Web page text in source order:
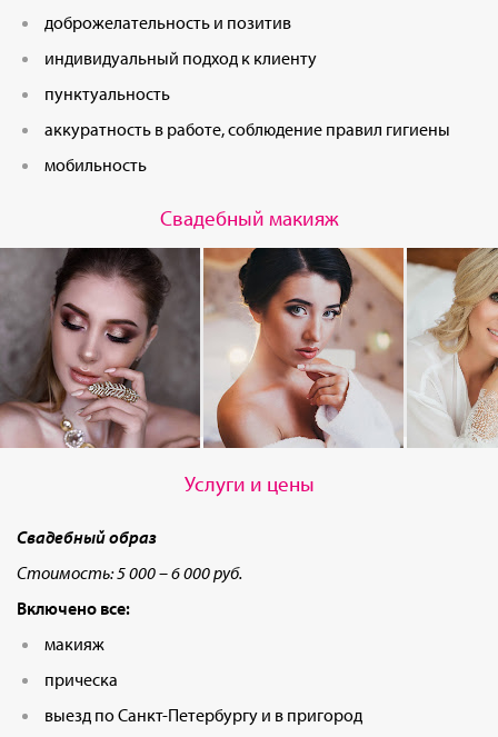
доброжелательность и позитив
индивидуальный подход к клиенту
пунктуальность
аккуратность в работе, соблюдение правил гигиены
мобильность
Свадебный макияж
Услуги и цены
Свадебный образ
Стоимость: 5 000 – 6 000 руб.
Включено все:
макияж
прическа
выезд по Санкт-Петербургу и в пригород